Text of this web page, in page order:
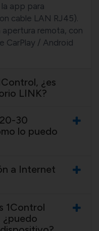
app para
cable LAN RJ45).
remota, con
CarPlay / Android
¿es
LINK?
30
lo puedo
a Internet
1Control
¿puedo